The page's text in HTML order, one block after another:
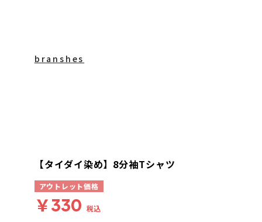
branshes
【タイダイ染め】8分袖Tシャツ
アウトレット価格
￥330 税込